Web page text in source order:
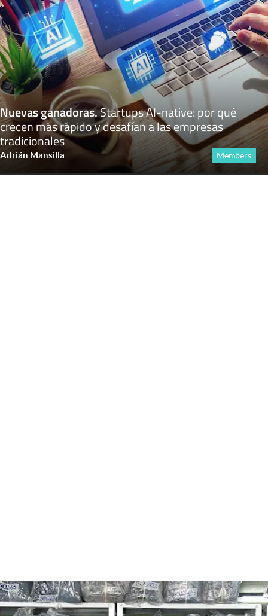
Nuevas ganadoras.Startups AI-native: por qué
crecen más rápido y desafían a las empresas
tradicionales
Adrián Mansilla Members